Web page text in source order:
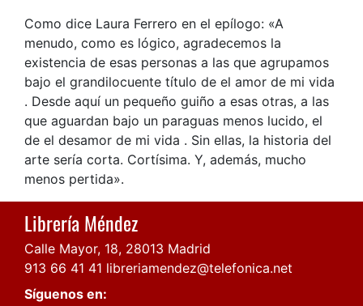
Como dice Laura Ferrero en el epílogo: «A
menudo, como es lógico, agradecemos la
existencia de esas personas a las que agrupamos
bajo el grandilocuente título de el amor de mi vida
. Desde aquí un pequeño guiño a esas otras, a las
que aguardan bajo un paraguas menos lucido, el
de el desamor de mi vida . Sin ellas, la historia del
arte sería corta. Cortísima. Y, además, mucho
menos pertida».
Librería Méndez
Calle Mayor, 18, 28013 Madrid
913 66 41 41 libreriamendez@telefonica.net
Síguenos en: